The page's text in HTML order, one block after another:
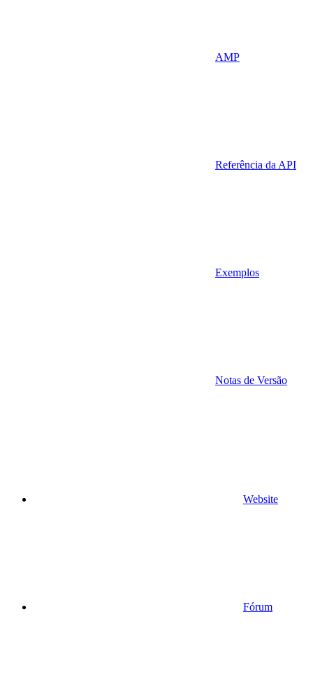
AMP
Referência da API
Exemplos
Notas de Versão
Website
Fórum